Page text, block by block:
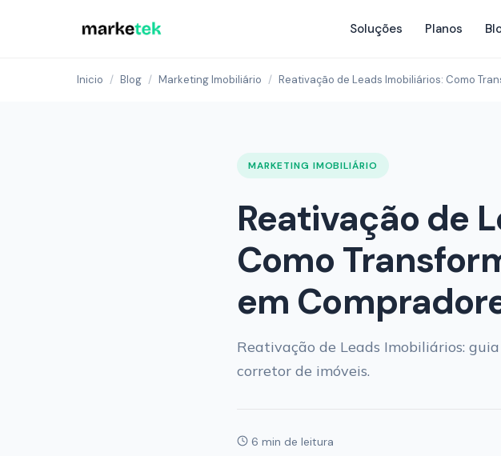
Soluções Planos
Inicio / Blog / Marketing Imobiliário / Reativação de Leads Imobiliários: Como
MARKETING IMOBILIÁRIO
Reativação de
Como
em
Reativação de Leads Imobiliários:
corretor de imóveis.
6 min de leitura